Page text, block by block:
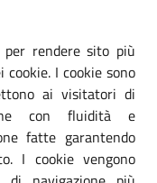
per rendere sito più
I cookie sono
ai visitatori di
con fluidità e
fatte garantendo
I cookie vengono